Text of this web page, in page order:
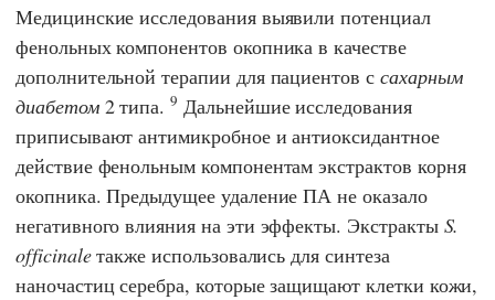
Медицинские исследования выявили потенциал
фенольных компонентов окопника в качестве
дополнительной терапии для пациентов с сахарным
диабетом2 типа.9 Дальнейшие исследования
приписывают антимикробное и антиоксидантное
действие фенольным компонентам экстрактов корня
окопника. Предыдущее удаление ПА не оказало
негативного влияния на эти эффекты. Экстракты S.
officinaleтакже использовались для синтеза
наночастиц серебра, которые защищают клетки кожи,